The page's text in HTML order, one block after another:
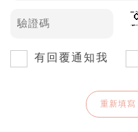
有回覆通知我